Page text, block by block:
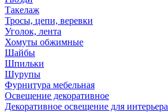
Такелаж
Тросы, цепи, веревки
Уголок, лента
Хомуты обжимные
Шайбы
Шпильки
Шурупы
Фурнитура мебельная
Освещение декоративное
Декоративное освещение для интерьера